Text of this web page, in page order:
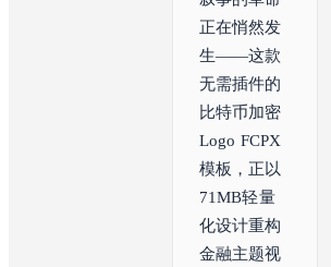
正在悄然发
生——这款
无需插件的
比特币加密
Logo FCPX
模板，正以
71MB轻量
化设计重构
金融主题视